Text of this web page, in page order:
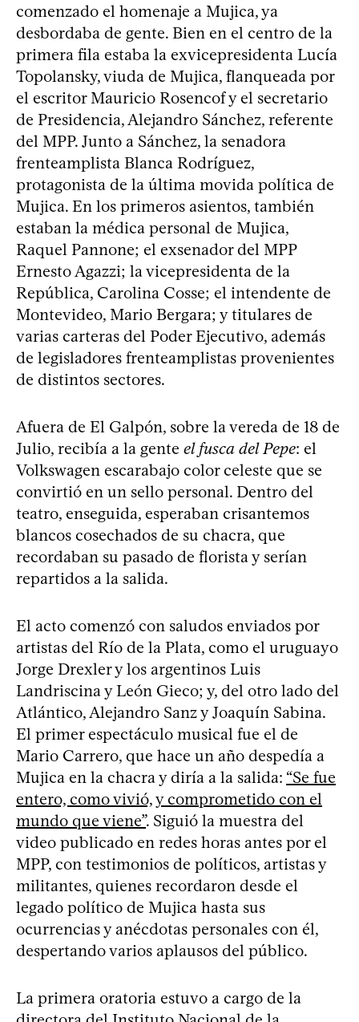
comenzado el homenaje a Mujica, ya
desbordaba de gente. Bien en el centro de la
primera fila estaba la exvicepresidenta Lucía
Topolansky, viuda de Mujica, flanqueada por
el escritor Mauricio Rosencof y el secretario
de Presidencia, Alejandro Sánchez, referente
del MPP. Junto a Sánchez, la senadora
frenteamplista Blanca Rodríguez,
protagonista de la última movida política de
Mujica. En los primeros asientos, también
estaban la médica personal de Mujica,
Raquel Pannone; el exsenador del MPP
Ernesto Agazzi; la vicepresidenta de la
República, Carolina Cosse; el intendente de
Montevideo, Mario Bergara; y titulares de
varias carteras del Poder Ejecutivo, además
de legisladores frenteamplistas provenientes
de distintos sectores.
Afuera de El Galpón, sobre la vereda de 18 de
Julio, recibía a la gente el fusca del Pepe: el
Volkswagen escarabajo color celeste que se
convirtió en un sello personal. Dentro del
teatro, enseguida, esperaban crisantemos
blancos cosechados de su chacra, que
recordaban su pasado de florista y serían
repartidos a la salida.
El acto comenzó con saludos enviados por
artistas del Río de la Plata, como el uruguayo
Jorge Drexler y los argentinos Luis
Landriscina y León Gieco; y, del otro lado del
Atlántico, Alejandro Sanz y Joaquín Sabina.
El primer espectáculo musical fue el de
Mario Carrero, que hace un año despedía a
Mujica en la chacra y diría a la salida: “Se fue
entero, como vivió, y comprometido con el
mundo que viene”. Siguió la muestra del
video publicado en redes horas antes por el
MPP, con testimonios de políticos, artistas y
militantes, quienes recordaron desde el
legado político de Mujica hasta sus
ocurrencias y anécdotas personales con él,
despertando varios aplausos del público.
La primera oratoria estuvo a cargo de la